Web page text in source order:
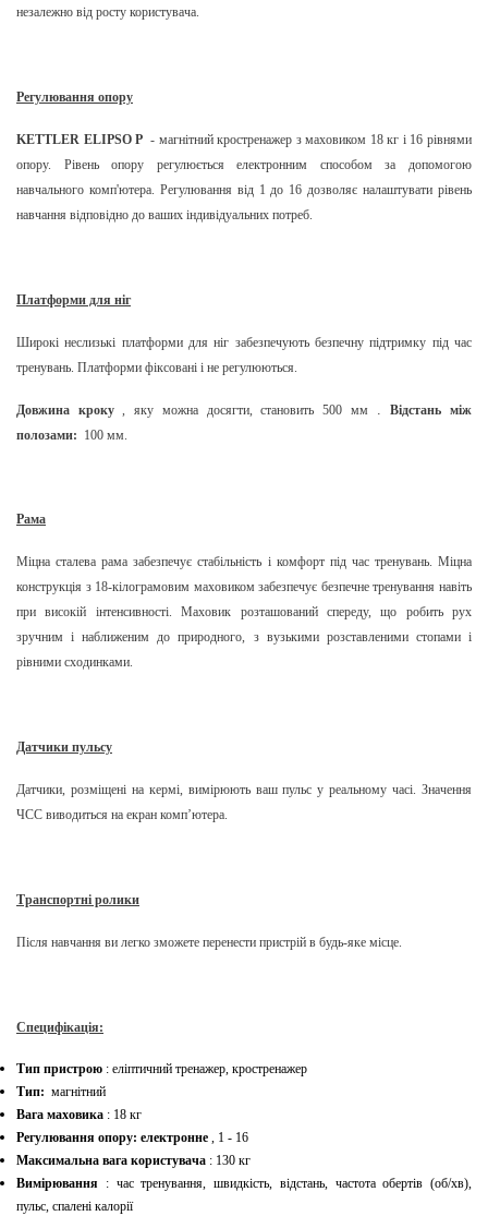
незалежно від росту користувача.
Регулювання опору
KETTLER ELIPSO P- магнітний кростренажер з маховиком 18 кг і 16 рівнями
опору. Рівень опору регулюється електронним способом за допомогою
навчального комп'ютера. Регулювання від 1 до 16 дозволяє налаштувати рівень
навчання відповідно до ваших індивідуальних потреб.
Платформи для ніг
Широкі неслизькі платформи для ніг забезпечують безпечну підтримку під час
тренувань. Платформи фіксовані і не регулюються.
Довжина кроку, яку можна досягти, становить 500 мм .Відстань між
полозами: 100 мм.
Рама
Міцна сталева рама забезпечує стабільність і комфорт під час тренувань. Міцна
конструкція з 18-кілограмовим маховиком забезпечує безпечне тренування навіть
при високій інтенсивності. Маховик розташований спереду, що робить рух
зручним і наближеним до природного, з вузькими розставленими стопами і
рівними сходинками.
Датчики пульсу
Датчики, розміщені на кермі, вимірюють ваш пульс у реальному часі. Значення
ЧСС виводиться на екран комп’ютера.
Транспортні ролики
Після навчання ви легко зможете перенести пристрій в будь-яке місце.
Специфікація:
Тип пристрою : еліптичний тренажер, кростренажер
Тип: магнітний
Вага маховика : 18 кг
Регулювання опору: електронне , 1 - 16
Максимальна вага користувача : 130 кг
Вимірювання : час тренування, швидкість, відстань, частота обертів (об/хв),
пульс, спалені калорії